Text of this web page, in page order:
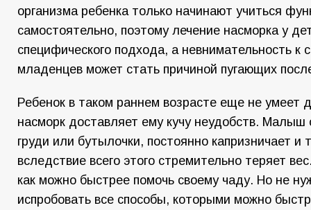
организма ребенка только начинают учиться
самостоятельно, поэтому лечение насморка у
специфического подхода, а невнимательность к
младенцев может стать причиной пугающих
Ребенок в таком раннем возрасте еще не умеет
насморк доставляет ему кучу неудобств. Малыш
груди или бутылочки, постоянно капризничает и
вследствие всего этого стремительно теряет
как можно быстрее помочь своему чаду. Но не
испробовать все способы, которыми можно